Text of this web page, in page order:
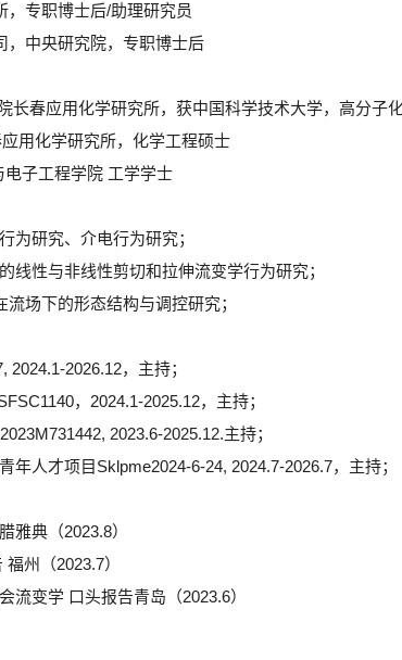
专职博士后/助理研究员
，中央研究院，专职博士后
长春应用化学研究所，获中国科学技术大学，高分子
用化学研究所，化学工程硕士
子工程学院 工学学士
为研究、介电行为研究；
线性与非线性剪切和拉伸流变学行为研究；
场下的形态结构与调控研究；
2026.12，主持；
，2024.1-2025.12，主持；
2023.6-2025.12.主持；
人才项目Sklpme2024-6-24, 2024.7-2026.7，主持；
雅典（2023.8）
州（2023.7）
流变学 口头报告青岛（2023.6）